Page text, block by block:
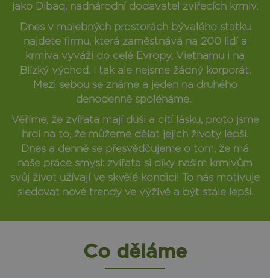
jako Dibaq, nadnárodní dodavatel zvířecích krmiv.
Dnes v malebných prostorách bývalého statku
najdete firmu, která zaměstnává na 200 lidí a
krmiva vyváží do celé Evropy, Vietnamu i na
Blízký východ. I tak ale nejsme žádný korporát.
Mezi sebou se známe a jeden na druhého
denodenně spoléháme.
Věříme, že zvířata mají duši a cítí lásku, proto jsme
hrdí na to, že můžeme dělat jejich životy lepší.
Dnes a denně se přesvědčujeme o tom, že má
naše práce smysl: zvířata si díky našim krmivům
svůj život užívají ve skvělé kondici! To nás motivuje
sledovat nové trendy ve výživě a být stále lepší.
Co děláme